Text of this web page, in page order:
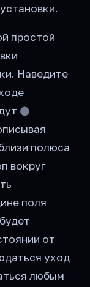
простой
Наведите
полюса
вокруг
поля
от
уход
любым